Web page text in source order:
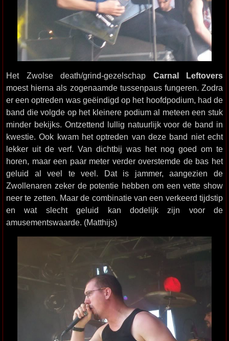
Het Zwolse death/grind-gezelschap Carnal Leftovers
moest hierna als zogenaamde tussenpaus fungeren. Zodra
er een optreden was geëindigd op het hoofdpodium, had de
band die volgde op het kleinere podium al meteen een stuk
minder bekijks. Ontzettend lullig natuurlijk voor de band in
kwestie. Ook kwam het optreden van deze band niet echt
lekker uit de verf. Van dichtbij was het nog goed om te
horen, maar een paar meter verder overstemde de bas het
geluid al veel te veel. Dat is jammer, aangezien de
Zwollenaren zeker de potentie hebben om een vette show
neer te zetten. Maar de combinatie van een verkeerd tijdstip
en wat slecht geluid kan dodelijk zijn voor de
amusementswaarde. (Matthijs)